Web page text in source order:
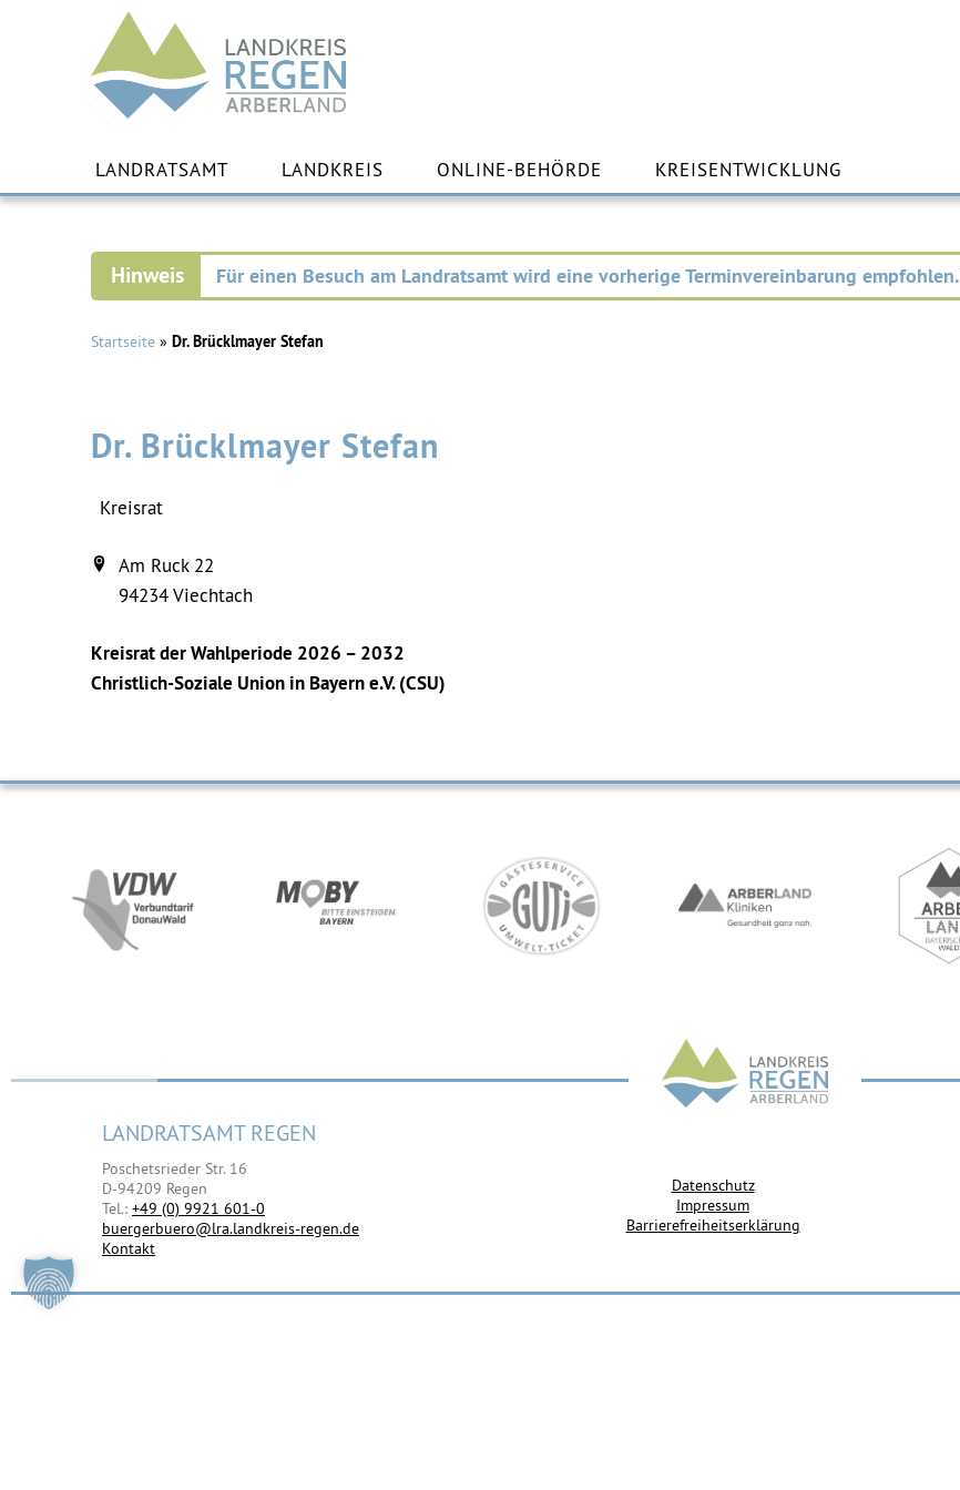
Landkreis
Regen
Inhalt
springen
LANDRATSAMT LANDKREIS ONLINE-BEHÖRDE KREISENTWICKLUNG
Für einen Besuch am Landratsamt wird eine vorherige Terminvereinbarung empfohlen.
Startseite » Dr. Brücklmayer Stefan
Dr. Brücklmayer Stefan
Kreisrat
Am Ruck 22
94234Viechtach
Kreisrat der Wahlperiode 2026 – 2032
Christlich-Soziale Union in Bayern e.V. (CSU)
LANDRATSAMT REGEN
Poschetsrieder Str. 16
D-94209 Regen
Tel.: +49 (0) 9921 601-0
buergerbuero@lra.landkreis-regen.de
Kontakt
Datenschutz
Impressum
Barrierefreiheitserklärung